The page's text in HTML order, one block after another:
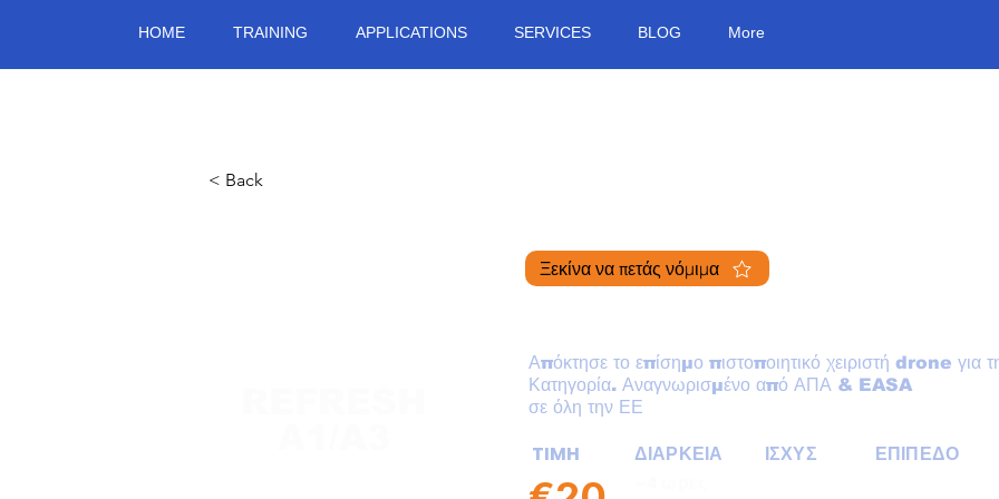
HOME TRAINING APPLICATIONS SERVICES BLOG More
< Back
Απόκτησε το επίσημο πιστοποιητικό χειριστή drone για
Κατηγορία. Αναγνωρισμένο από ΑΠΑ & EASA
σε όλη την ΕΕ
TIMH ΔΙΑΡΚΕΙΑ
ΙΣΧΥΣ
ΕΠΙΠΕΔΟ
Ξεκίνα να πετάς νόμιμα